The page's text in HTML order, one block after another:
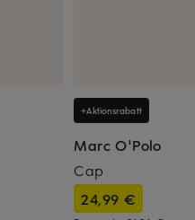
+Aktionsrabatt
Marc O'Polo
Cap
24,99 €